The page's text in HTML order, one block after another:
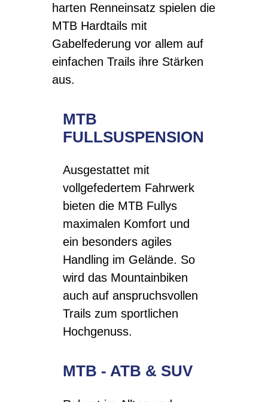
harten Renneinsatz spielen die
MTB Hardtails mit
Gabelfederung vor allem auf
einfachen Trails ihre Stärken
aus.
MTB
FULLSUSPENSION
Ausgestattet mit
vollgefedertem Fahrwerk
bieten die MTB Fullys
maximalen Komfort und
ein besonders agiles
Handling im Gelände. So
wird das Mountainbiken
auch auf anspruchsvollen
Trails zum sportlichen
Hochgenuss.
MTB - ATB & SUV